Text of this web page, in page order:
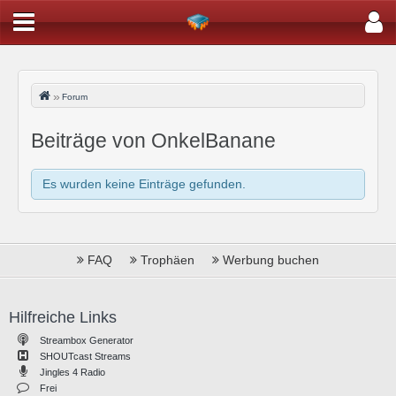
Forum
Beiträge von OnkelBanane
Es wurden keine Einträge gefunden.
FAQ Trophäen Werbung buchen
Hilfreiche Links
Streambox Generator
SHOUTcast Streams
Jingles 4 Radio
Frei